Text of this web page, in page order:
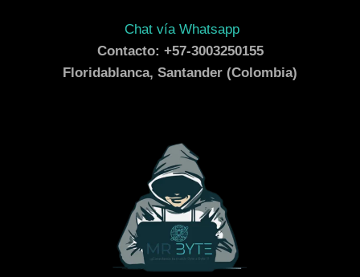
Chat vía Whatsapp
Contacto: +57-3003250155
Floridablanca, Santander (Colombia)